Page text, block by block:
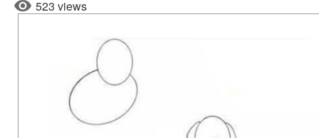
523 views